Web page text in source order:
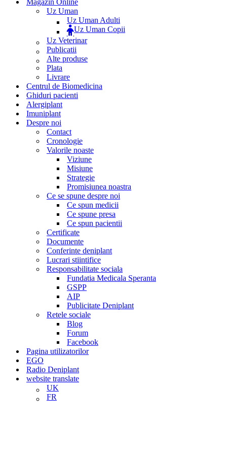
Magazin Online
Uz Uman
Uz Uman Adulti
Uz Uman Copii
Uz Veterinar
Publicatii
Alte produse
Plata
Livrare
Centrul de Biomedicina
Ghiduri pacienti
Alergiplant
Imuniplant
Despre noi
Contact
Cronologie
Valorile noaste
Viziune
Misiune
Strategie
Promisiunea noastra
Ce se spune despre noi
Ce spun medicii
Ce spune presa
Ce spun pacientii
Certificate
Documente
Conferinte deniplant
Lucrari stiintifice
Responsabilitate sociala
Fundatia Medicala Speranta
GSPP
AIP
Publicitate Deniplant
Retele sociale
Blog
Forum
Facebook
Pagina utilizatorilor
EGO
Radio Deniplant
website translate
UK
FR